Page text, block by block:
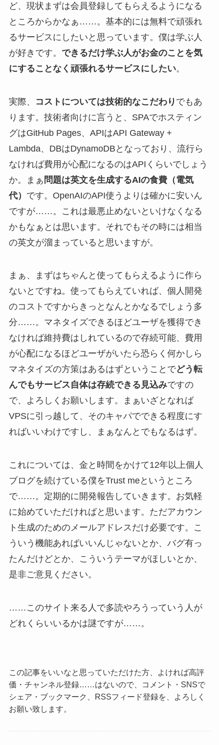
ど、現状まずは会員登録してもらえるようになる
ところからかなぁ……。基本的には無料で頑張れ
るサービスにしたいと思っています。僕は学ぶ人
が好きです。 できるだけ学ぶ人がお金のことを気
にすることなく頑張れるサービスにしたい。
実際、 コストについては技術的なこだわり でもあ
ります。技術者向けに言うと、SPAでホスティン
グはGitHub Pages、APIはAPI Gateway +
Lambda、DBはDynamoDBとなっており、流行ら
なければ費用が心配になるのはAPIくらいでしょう
か。まぁ 問題は英文を生成するAIの食費（電気
代） です。OpenAIのAPI使うよりは確かに安いん
ですが……。これは最悪止めないといけなくなる
かもなぁとは思います。それでもその時には相当
の英文が溜まっていると思いますが。
まぁ、まずはちゃんと使ってもらえるように作ら
ないとですね。使ってもらえていれば、個人開発
のコストですからきっとなんとかなるでしょう多
分……。マネタイズできるほどユーザを獲得でき
なければ維持費はしれているので存続可能、費用
が心配になるほどユーザがいたら恐らく何かしら
マネタイズの方策はあるはずということでどう転
んでもサービス自体は存続できる見込みですの
で、よろしくお願いします。まぁいざとなれば
VPSに引っ越して、そのキャパでできる程度にす
ればいいわけですし、まぁなんとでもなるはず。
これについては、金と時間をかけて12年以上個人
ブログを続けている僕をTrust meというところ
で……。定期的に開発報告していきます。お気軽
に始めていただければと思います。ただアカウン
ト生成のためのメールアドレスだけ必要です。こ
ういう機能あればいいんじゃないとか、バグ有っ
たんだけどとか、こういうテーマがほしいとか、
是非ご意見ください。
……このサイト来る人で多読やろうっていう人が
どれくらいいるかは謎ですが……。
この記事をいいなと思っていただけた方、よければ高評
価・チャンネル登録……はないので、コメント・SNSで
シェア・ブックマーク、RSSフィード登録を、よろしく
お願い致します。